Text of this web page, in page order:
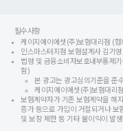
필수사항
케이지에이에셋(주)보험대리점 (
인스마스터지점 보험설계사 김
법령 및 금융소비자보호내부통제
함)
본 광고는 광고심의기준을 준
케이지에이에셋(주)보험대
보험계약자가 기존 보험계약을 해
증가 등으로 가입이 거절되거나 보
및 보장 제한 등 기타 불이익이 발